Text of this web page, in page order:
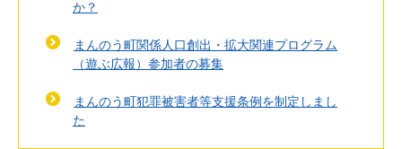
か？
まんのう町関係人口創出・拡大関連プログラム
（遊ぶ広報）参加者の募集
まんのう町犯罪被害者等支援条例を制定しまし
た